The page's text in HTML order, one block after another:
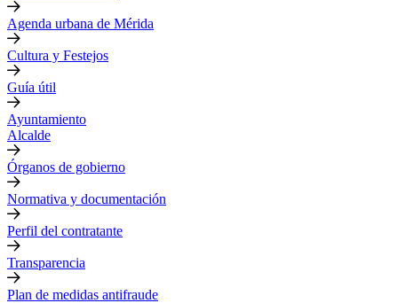
Agenda urbana de Mérida
Cultura y Festejos
Guía útil
Ayuntamiento
Alcalde
Órganos de gobierno
Normativa y documentación
Perfil del contratante
Transparencia
Plan de medidas antifraude